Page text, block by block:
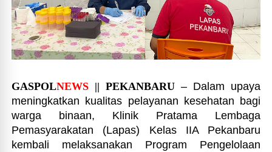
GASPOLNEWS || PEKANBARU – Dalam upaya
meningkatkan kualitas pelayanan kesehatan bagi
warga binaan, Klinik Pratama Lembaga
Pemasyarakatan (Lapas) Kelas IIA Pekanbaru
kembali melaksanakan Program Pengelolaan